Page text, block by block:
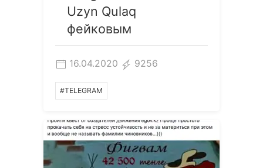
Uzyn Qulaq
фейковым
16.04.2020 9256
#TELEGRAM